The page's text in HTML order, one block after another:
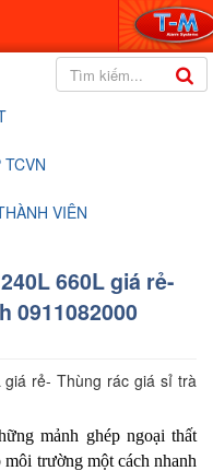
VIÊN
660L giá rẻ-
0911082000
rẻ- Thùng rác giá sỉ trà
mảnh ghép ngoại thất
trường một cách nhanh